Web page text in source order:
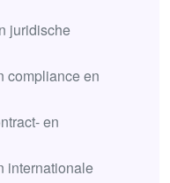
juridische
compliance en
en
internationale